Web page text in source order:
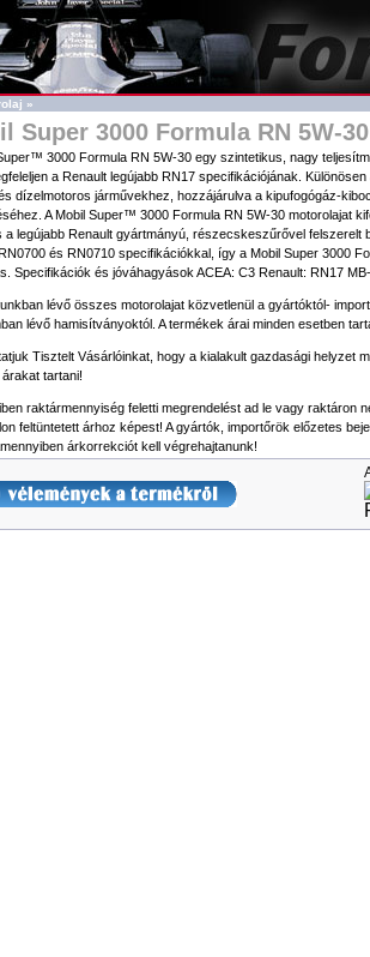
»
Super 3000 Formula RN 5W-
3000 Formula RN 5W-30 egy szintetikus, nagy
a Renault legújabb RN17 specifikációjának.
dízelmotoros járművekhez, hozzájárulva a kipufogógáz-
A Mobil Super™ 3000 Formula RN 5W-30 motorolajat
a legújabb Renault gyártmányú, részecskeszűrővel
és RN0710 specifikációkkal, így a Mobil Super 3000
Specifikációk és jóváhagyások ACEA: C3 Renault: RN17
lévő összes motorolajat közvetlenül a gyártóktól-
lévő hamisítványoktól. A termékek árai minden esetben
Tisztelt Vásárlóinkat, hogy a kialakult gazdasági helyzet
tartani!
raktármennyiség feletti megrendelést ad le vagy raktáron
feltüntetett árhoz képest! A gyártók, importőrök előzetes
árkorrekciót kell végrehajtanunk!